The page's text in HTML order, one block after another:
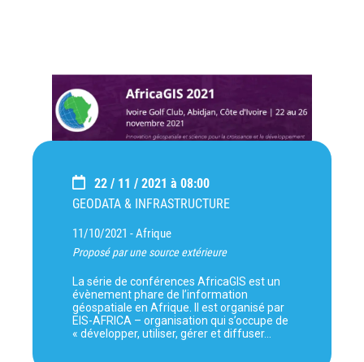
22 / 11 / 2021 à 08:00
GEODATA & INFRASTRUCTURE
11/10/2021 -Afrique
Proposé par une source extérieure
La série de conférences AfricaGIS est un
évènement phare de l’information
géospatiale en Afrique. Il est organisé par
EIS-AFRICA – organisation qui s’occupe de
« développer, utiliser, gérer et diffuser…